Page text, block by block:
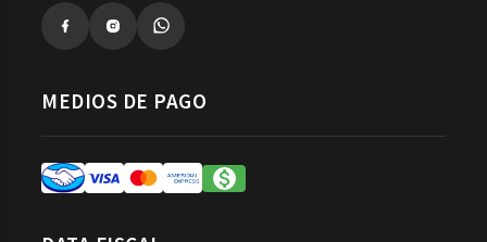
MEDIOS DE PAGO